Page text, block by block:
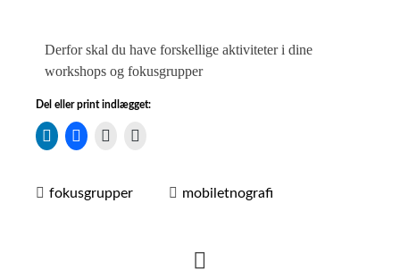
Derfor skal du have forskellige aktiviteter i dine
workshops og fokusgrupper
Del eller print indlægget:
fokusgrupper mobiletnografi